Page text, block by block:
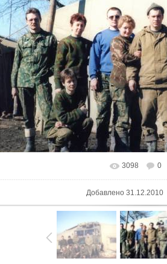
В реальном размере
3098 0
Добавлено 31.12.2010